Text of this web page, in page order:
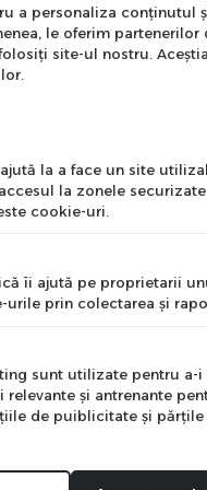
bebelusul in
acestea. Balansoarul
design va fi potrivit
ca
bebelusul din
indiferent de
a personaliza conținutul
le oferim
site-ul nostru.
la a face un site
la zonele
cookie-uri.
îi ajută pe proprietarii
urile prin colectarea şi
sunt utilizate pentru
relevante şi antrenante
de puiblicitate şi
Newsletter
te la newsletter
a primi cele mai noi
Mă abonez